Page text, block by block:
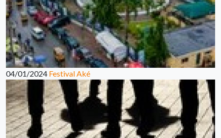
04/01/2024 Festival Aké